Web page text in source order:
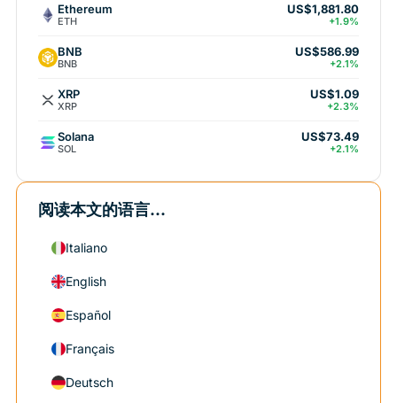
Ethereum
ETH
US$1,881.80
+1.9%
BNB
BNB
US$586.99
+2.1%
XRP
XRP
US$1.09
+2.3%
Solana
SOL
US$73.49
+2.1%
阅读本文的语言...
Italiano
English
Español
Français
Deutsch